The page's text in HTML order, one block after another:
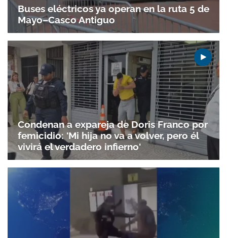
Buses eléctricos ya operan en la ruta 5 de
Mayo–Casco Antiguo
Condenan a expareja de Doris Franco por
femicidio: 'Mi hija no va a volver, pero él
vivirá el verdadero infierno'